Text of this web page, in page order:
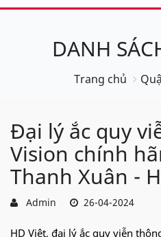
DANH
Trang chủ
Đại lý ắc quy
Vision chính
Thanh Xuân -
Admin 26-04-2024
HD Việt, đại lý ắc quy viễn